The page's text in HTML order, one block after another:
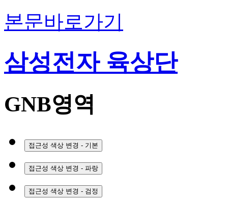
본문바로가기
삼성전자 육상단
GNB영역
접근성 색상 변경 - 기본
접근성 색상 변경 - 파랑
접근성 색상 변경 - 검정